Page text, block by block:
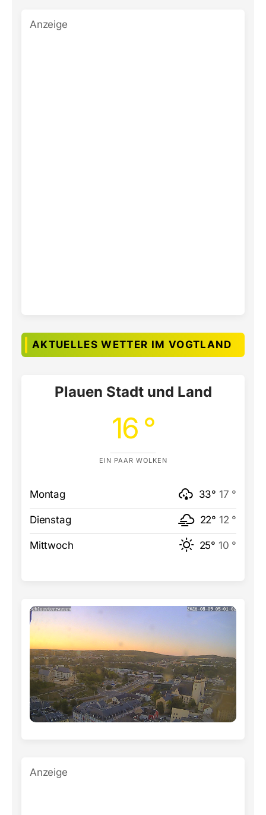
Anzeige
AKTUELLES WETTER IM VOGTLAND
Plauen Stadt und Land
16 °
EIN PAAR WOLKEN
Montag 33° 17 °
Dienstag 22° 12 °
Mittwoch 25° 10 °
Anzeige